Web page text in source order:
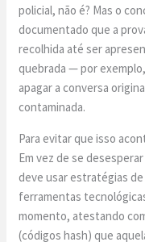
policial, não é? Mas o
documentado que a
recolhida até ser
quebrada — por
apagar a conversa
contaminada.
Para evitar que isso
Em vez de se
deve usar estratégias
ferramentas
momento, atestando
(códigos hash) que